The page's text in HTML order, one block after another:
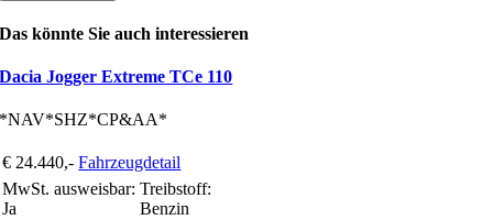
Das könnte Sie auch interessieren
Dacia Jogger Extreme TCe 110
*NAV*SHZ*CP&AA*
€ 24.440,- Fahrzeugdetail
MwSt. ausweisbar:
Ja
Treibstoff:
Benzin